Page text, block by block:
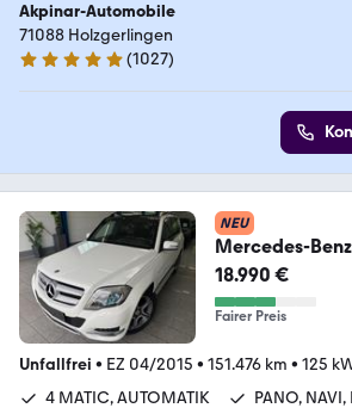
Akpinar-Automobile
71088 Holzgerlingen
4.9 Sterne
(1027)
NEU
Mercedes-
18.990 €
Fairer Preis
Unfallfrei • EZ 04/2015 • 151.476 km • 125
4 MATIC, AUTOMATIK
PANO, NAVI,